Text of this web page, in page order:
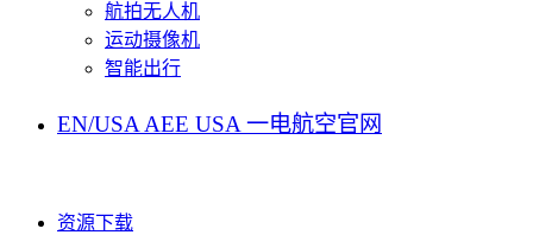
航拍无人机
运动摄像机
智能出行
EN/USA AEE USA 一电航空官网
资源下载